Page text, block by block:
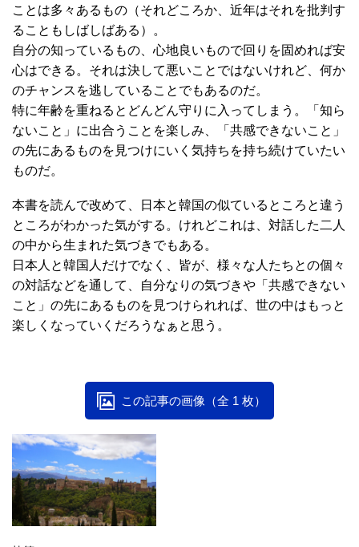
ことは多々あるもの（それどころか、近年はそれを批判す
ることもしばしばある）。
自分の知っているもの、心地良いもので回りを固めれば安
心はできる。それは決して悪いことではないけれど、何か
のチャンスを逃していることでもあるのだ。
特に年齢を重ねるとどんどん守りに入ってしまう。「知ら
ないこと」に出合うことを楽しみ、「共感できないこと」
の先にあるものを見つけにいく気持ちを持ち続けていたい
ものだ。
本書を読んで改めて、日本と韓国の似ているところと違う
ところがわかった気がする。けれどこれは、対話した二人
の中から生まれた気づきでもある。
日本人と韓国人だけでなく、皆が、様々な人たちとの個々
の対話などを通して、自分なりの気づきや「共感できない
こと」の先にあるものを見つけられれば、世の中はもっと
楽しくなっていくだろうなぁと思う。
この記事の画像（全 1 枚）